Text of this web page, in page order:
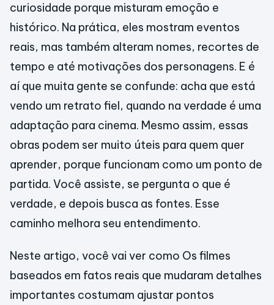
curiosidade porque misturam emoção e
histórico. Na prática, eles mostram eventos
reais, mas também alteram nomes, recortes de
tempo e até motivações dos personagens. E é
aí que muita gente se confunde: acha que está
vendo um retrato fiel, quando na verdade é uma
adaptação para cinema. Mesmo assim, essas
obras podem ser muito úteis para quem quer
aprender, porque funcionam como um ponto de
partida. Você assiste, se pergunta o que é
verdade, e depois busca as fontes. Esse
caminho melhora seu entendimento.
Neste artigo, você vai ver como Os filmes
baseados em fatos reais que mudaram detalhes
importantes costumam ajustar pontos